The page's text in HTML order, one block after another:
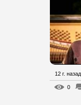
12 г. назад
0